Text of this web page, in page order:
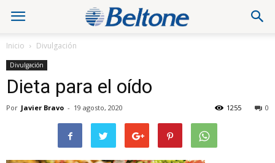
Inicio Divulgación
Divulgación
Dieta para el oído
Por Javier Bravo - 19 agosto, 2020 0
1255